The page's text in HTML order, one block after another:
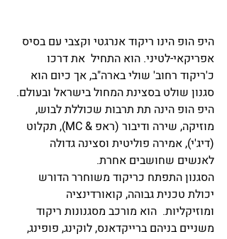
היפ הופ הינו ריקוד אנרגטי וקצבי עם בסיס
אפריקאי-לטיני. הוא התחיל  את דרכו
כ'ריקוד רחוב' שולי בארה"ב, אך כיום הוא
סגנון שולט בסצינת המחול בישראל ובעולם.
היפ הופ הינה תת תרבות שכוללת לבוש,
מוזיקה, שירה ודיבור (ראפ & MC), תקלוט
(דיג'י), אמירה פוליטית וסצינה גדולה
לאנשים שחושבים אחרת.
הסגנון התפתח כריקוד משוחרר הדורש
יכולת טכנית גבוהה, קואורדינציה
ומוזיקליות.  הוא מורכב מסגנונות ריקוד
משניים בניהם ברייקדאנס, לוקינג, פופינג,